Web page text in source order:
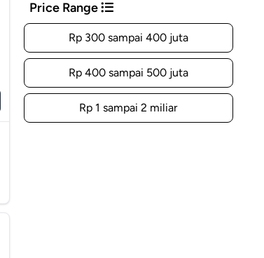
Price Range
Rp 300 sampai 400 juta
Rp 400 sampai 500 juta
Rp 1 sampai 2 miliar